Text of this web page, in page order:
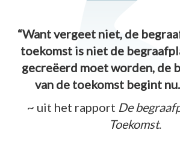
“Want vergeet niet, de
toekomst is niet de
gecreëerd moet worden, de
van de toekomst begint nu.
~ uit het rapport De
Toekomst.